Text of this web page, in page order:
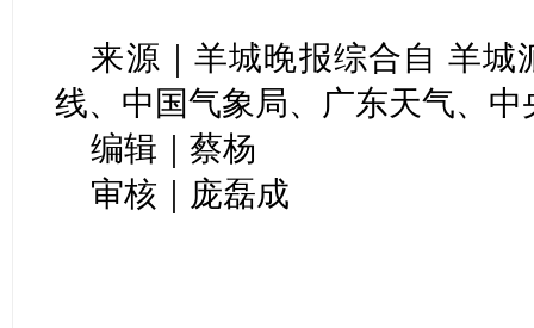
来源｜羊城晚报综合自 羊
线、中国气象局、广东天气、中
编辑｜蔡杨
审核｜庞磊成